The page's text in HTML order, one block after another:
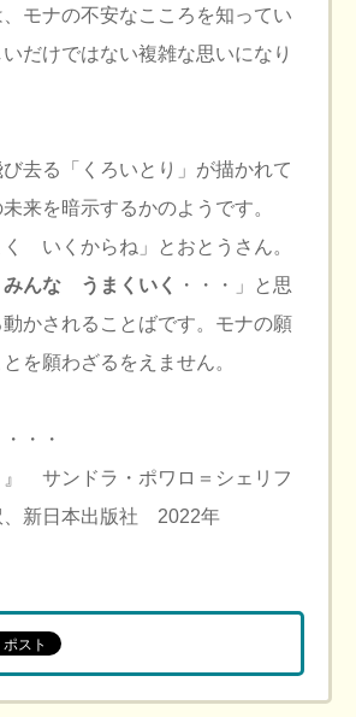
モナの不安なこころを知ってい
だけではない複雑な思いになり
去る「くろいとり」が描かれて
来を暗示するかのようです。
く いくからね」とおとうさん。
みんな うまくいく
・・・」と思
かされることばです。モナの願
を願わざるをえません。
サンドラ・ポワロ＝シェリフ
、新日本出版社 2022年